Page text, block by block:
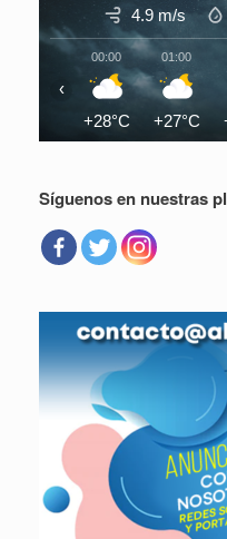
4.9 m/s
00:00
+28°C
01:00
+27°C
‹
Síguenos en nuestras